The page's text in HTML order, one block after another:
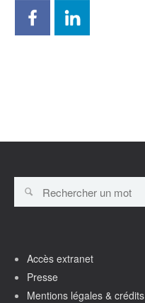
Accès extranet
Presse
Mentions légales & crédits